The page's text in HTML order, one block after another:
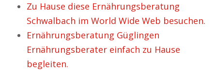
Zu Hause diese Ernährungsberatung
Schwalbach im World Wide Web besuchen.
Ernährungsberatung Güglingen
Ernährungsberater einfach zu Hause
begleiten.